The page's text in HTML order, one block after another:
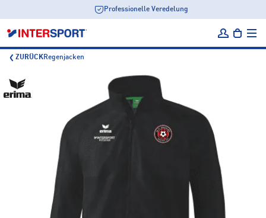
Professionelle Veredelung
ZURÜCKRegenjacken